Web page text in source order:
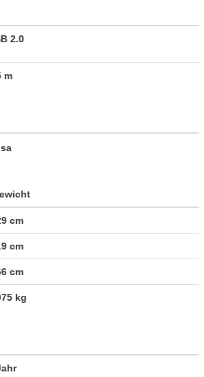
2.0
m
cm
cm
cm
kg